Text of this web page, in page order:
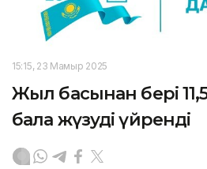
15:15, 23 Мамыр 2025
Жыл басынан бері
бала жүзуді үйренді